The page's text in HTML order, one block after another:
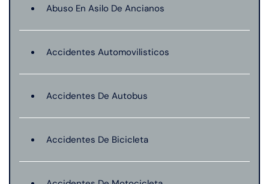
Abuso En Asilo De Ancianos
Accidentes Automovilisticos
Accidentes De Autobus
Accidentes De Bicicleta